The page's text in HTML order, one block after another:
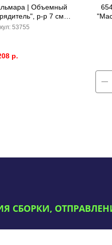
| Объемный
р-р 7 см
53755
р.
СБОРКИ,